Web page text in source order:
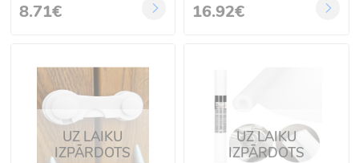
8.71€ 16.92€
UZ LAIKU
IZPĀRDOTS
UZ LAIKU
IZPĀRDOTS